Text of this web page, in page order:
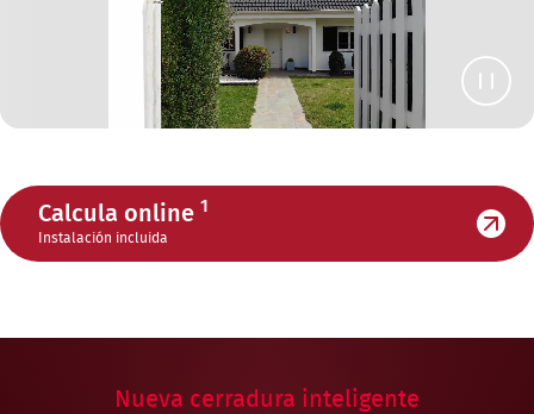
Calcula online 1
Instalación incluida
Nueva cerradura inteligente